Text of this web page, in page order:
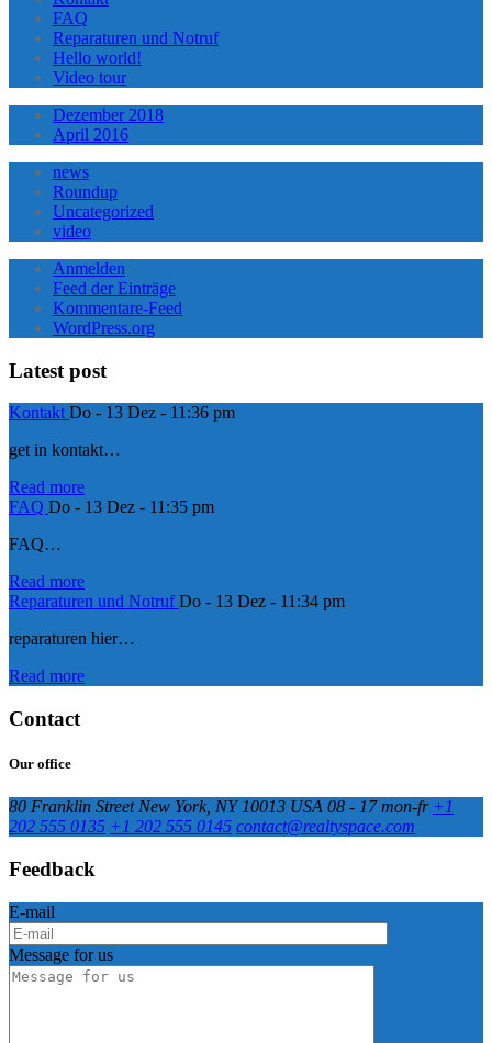
FAQ
Reparaturen und Notruf
Hello world!
Video tour
Dezember 2018
April 2016
news
Roundup
Uncategorized
video
Anmelden
Feed der Einträge
Kommentare-Feed
WordPress.org
Latest post
Kontakt Do - 13 Dez - 11:36 pm
get in kontakt…
Read more
FAQ Do - 13 Dez - 11:35 pm
FAQ…
Read more
Reparaturen und NotrufDo - 13 Dez - 11:34 pm
reparaturen hier…
Read more
Contact
Our office
80 Franklin Street New York, NY 10013 USA 08 - 17 mon-fr +1
202 555 0135 +1 202 555 0145 contact@realtyspace.com
Feedback
E-mail
Message for us